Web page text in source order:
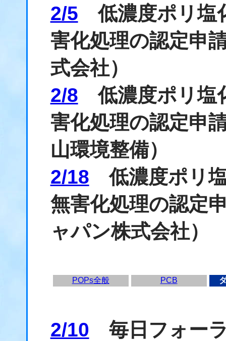
2/5 低濃度ポリ塩
害化処理の認定申
式会社）
2/8 低濃度ポリ塩
害化処理の認定申
山環境整備）
2/18 低濃度ポリ
無害化処理の認定
ャパン株式会社）
POPs全般 PCB
2/10 毎日フォー